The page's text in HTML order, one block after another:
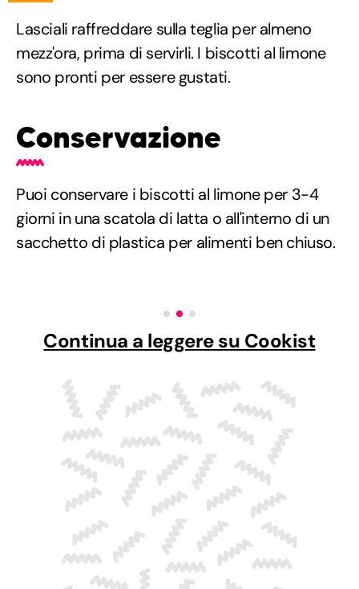
Lasciali raffreddare sulla teglia per almeno
mezz'ora, prima di servirli. I biscotti al limone
sono pronti per essere gustati.
Conservazione
Puoi conservare i biscotti al limone per 3-4
giorni in una scatola di latta o all'interno di un
sacchetto di plastica per alimenti ben chiuso.
Continua a leggere su Cookist